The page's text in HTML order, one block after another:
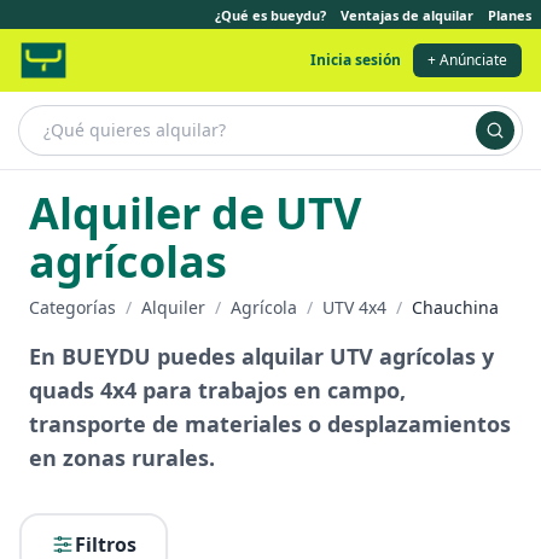
¿Qué es bueydu? Ventajas de alquilar Planes
Inicia sesión + Anúnciate
Alquiler de UTV
agrícolas
Categorías / Alquiler / Agrícola / UTV 4x4 / Chauchina
En BUEYDU puedes alquilar UTV agrícolas y
quads 4x4 para trabajos en campo,
transporte de materiales o desplazamientos
en zonas rurales.
Filtros